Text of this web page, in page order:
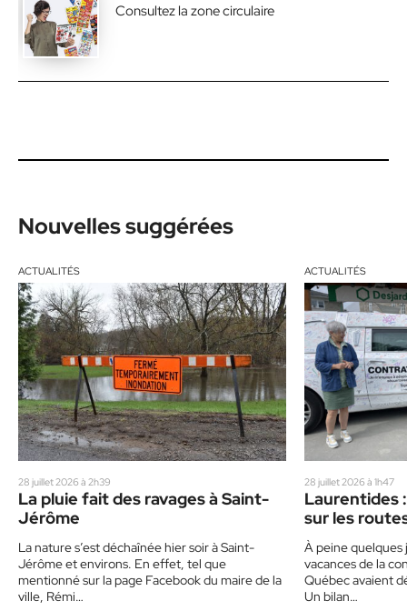
Consultez la zone circulaire
Nouvelles suggérées
ACTUALITÉS
28 juillet 2026 à 2h39
La pluie fait des ravages à Saint-
Jérôme
La nature s’est déchaînée hier soir à Saint-
Jérôme et environs. En effet, tel que
mentionné sur la page Facebook du maire de la
ville, Rémi…
ACTUALITÉS
28 juillet 2026 à 1h47
Laurentides
sur les
un corbillard
sensibiliser
À peine quelques
vacances de la
Québec avaient
Un bilan…